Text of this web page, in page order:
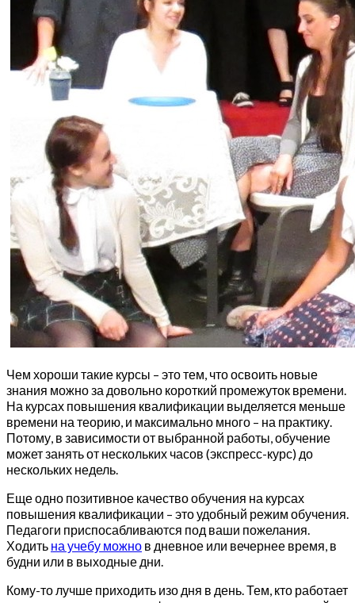
Чем хороши такие курсы – это тем, что освоить новые
знания можно за довольно короткий промежуток времени.
На курсах повышения квалификации выделяется меньше
времени на теорию, и максимально много – на практику.
Потому, в зависимости от выбранной работы, обучение
может занять от нескольких часов (экспресс-курс) до
нескольких недель.
Еще одно позитивное качество обучения на курсах
повышения квалификации – это удобный режим обучения.
Педагоги приспосабливаются под ваши пожелания.
Ходить на учебу можно в дневное или вечернее время, в
будни или в выходные дни.
Кому-то лучше приходить изо дня в день. Тем, кто работает